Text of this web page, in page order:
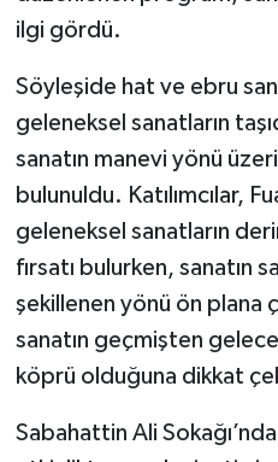
ilgi gördü.
Söyleşide hat ve ebru
geleneksel sanatların
sanatın manevi yönü
bulunuldu. Katılımcılar,
geleneksel sanatların
fırsatı bulurken, sanatın
şekillenen yönü ön plana
sanatın geçmişten
köprü olduğuna dikkat
Sabahattin Ali